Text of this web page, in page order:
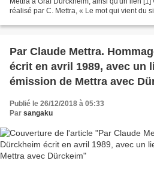
réalisé par C. Mettra, « Le mot qui vient du
Par Claude Mettra.
écrit en avril 1989, avec un
émission de Mettra avec
Publié le 26/12/2018 à 05:33
Par sangaku